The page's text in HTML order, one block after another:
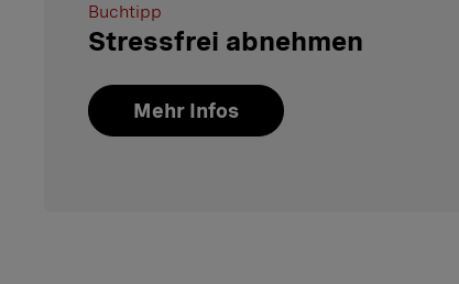
Buchtipp
Stressfrei abnehmen
Mehr Infos